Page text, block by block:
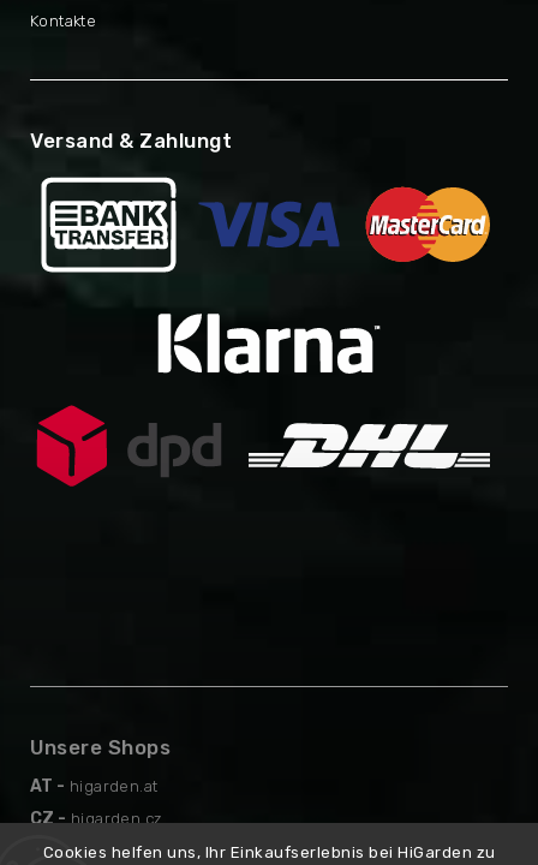
Cookies helfen uns, Ihr Einkaufserlebnis bei HiGarden zu
Kontakte
Versand & Zahlungt
Unsere Shops
AT - higarden.at
CZ - higarden.cz
EN - higarden.eu